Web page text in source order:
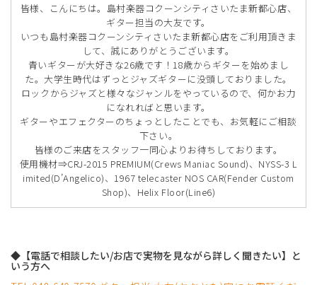
皆様、こんにちは。島村楽器コクーンシティさいたま新都心店、
ギター担当の大友です。
いつも島村楽器コクーンシティさいたま新都心店をご利用頂きま
して、誠にありがとうございます。
青いギターが大好きな26歳です！18歳からギターを始めまし
た。大学生時代はずっとジャズギターに没頭しておりました。
ロックからジャズと様々なジャンルをやっているので、何かお力
になれればと思います。
ギターやエフェクターのちょっとしたことでも、お気軽にご相談
下さい。
皆様のご来店をスタッフ一同心よりお待ちしております。
使用機材⇒CRJ-2015 PREMIUM(Crews Maniac Sound)、NYSS-3 L
imited(D’Angelico)、1967 telecaster NOS CAR(Fender Custom
Shop)、Helix Floor(Line6)
◆【電話で相談したい/お店で実物を見ながら詳しく聞きたい】と
いう方へ